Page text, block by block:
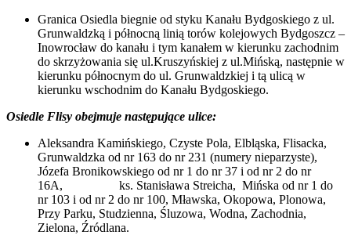
Granica Osiedla biegnie od styku Kanału Bydgoskiego z ul.
Grunwaldzką i północną linią torów kolejowych Bydgoszcz –
Inowrocław do kanału i tym kanałem w kierunku zachodnim
do skrzyżowania się ul.Kruszyńskiej z ul.Mińską, następnie w
kierunku północnym do ul. Grunwaldzkiej i tą ulicą w
kierunku wschodnim do Kanału Bydgoskiego.
Osiedle Flisy obejmuje następujące ulice:
Aleksandra Kamińskiego, Czyste Pola, Elbląska, Flisacka,
Grunwaldzka od nr 163 do nr 231 (numery nieparzyste),
Józefa Bronikowskiego od nr 1 do nr 37 i od nr 2 do nr
16A, ks. Stanisława Streicha, Mińska od nr 1 do
nr 103 i od nr 2 do nr 100, Mławska, Okopowa, Plonowa,
Przy Parku, Studzienna, Śluzowa, Wodna, Zachodnia,
Zielona, Źródlana.